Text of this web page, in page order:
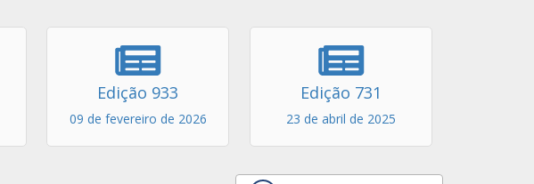
Edição 933
09 de fevereiro de 2026
Edição 731
23 de abril de 2025